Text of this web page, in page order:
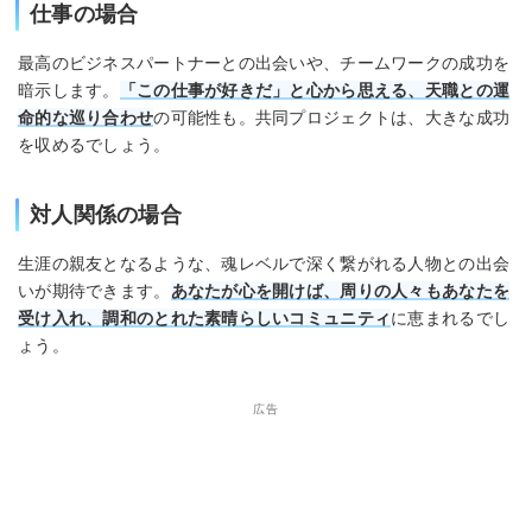
仕事の場合
最高のビジネスパートナーとの出会いや、チームワークの成功を
暗示します。
「この仕事が好きだ」と心から思える、天職との運
命的な巡り合わせの可能性も。共同プロジェクトは、大きな成功
を収めるでしょう。
対人関係の場合
生涯の親友となるような、魂レベルで深く繋がれる人物との出会
いが期待できます。 あなたが心を開けば、周りの人々もあなたを
受け入れ、調和のとれた素晴らしいコミュニティに恵まれるでし
ょう。
広告